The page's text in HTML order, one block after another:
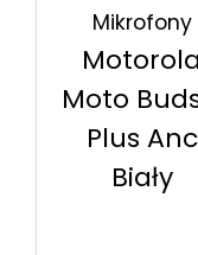
Mikrofony
Motorola
Moto
Plus Anc
Biały